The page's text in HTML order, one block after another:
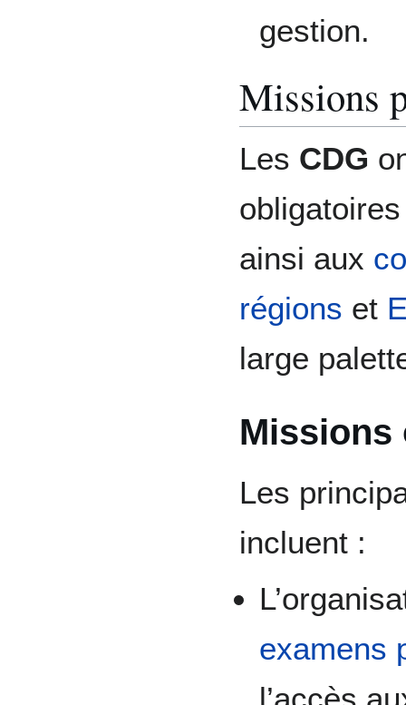
gestion.
Missions
Les CDG
ainsi aux
régions et
large
Missions
Les
incluent :
examens